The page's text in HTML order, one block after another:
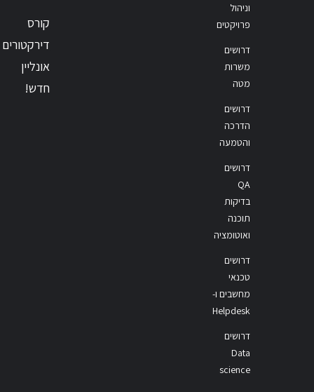
וניהול
פרויקטים
דרושים
משרות
מטה
דרושים
הדרכה
והטמעה
דרושים
QA
בדיקות
תוכנה
ואוטומציה
דרושים
טכנאי
מחשבים ו-
Helpdesk
דרושים
Data
science
קורס
דירקטורים
אונליין
חדש!